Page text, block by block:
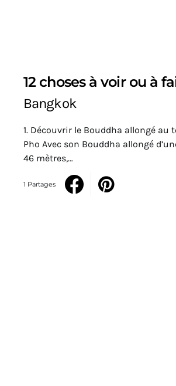
12 choses à voir ou à
Bangkok
1. Découvrir le Bouddha allongé au
Pho Avec son Bouddha allongé
46 mètres,…
1 Partages